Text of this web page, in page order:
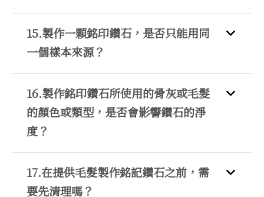
15.製作一顆銘印鑽石，是否只能用同
一個樣本來源？
16.製作銘印鑽石所使用的骨灰或毛髮
的顏色或類型，是否會影響鑽石的淨
度？
17.在提供毛髮製作銘記鑽石之前，需
要先清理嗎？